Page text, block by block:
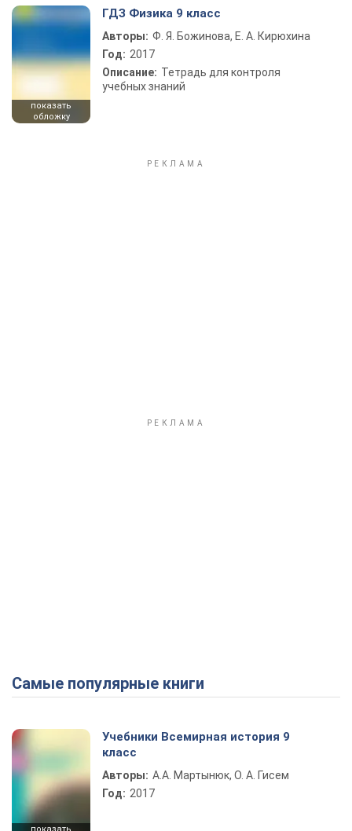
показать
обложку
ГДЗ Физика 9 класс
Авторы: Ф. Я. Божинова, Е. А. Кирюхина
Год: 2017
Описание: Тетрадь для контроля
учебных знаний
Самые популярные книги
Учебники Всемирная история 9
класс
Авторы: А.А. Мартынюк, О. А. Гисем
Год: 2017